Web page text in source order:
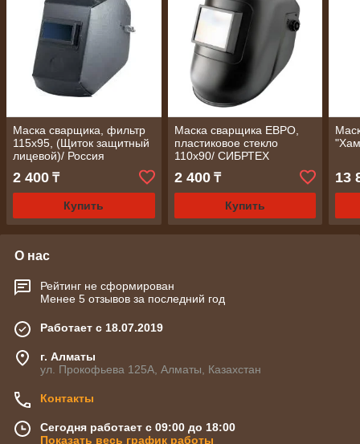
Маска сварщика, фильтр
115х95, (Щиток защитный
лицевой)/ Россия
2 400 ₸
Купить
Маска сварщика ЕВРО,
пластиковое стекло
110х90/ СИБРТЕХ
2 400₸
Купить
13
О нас
Рейтинг не сформирован
Менее 5 отзывов за последний год
Работает с 18.07.2019
г. Алматы
ул. Прокофьева 125А, Алматы, Казахстан
Контакты
Сегодня работает с 09:00 до 18:00
Показать весь график работы